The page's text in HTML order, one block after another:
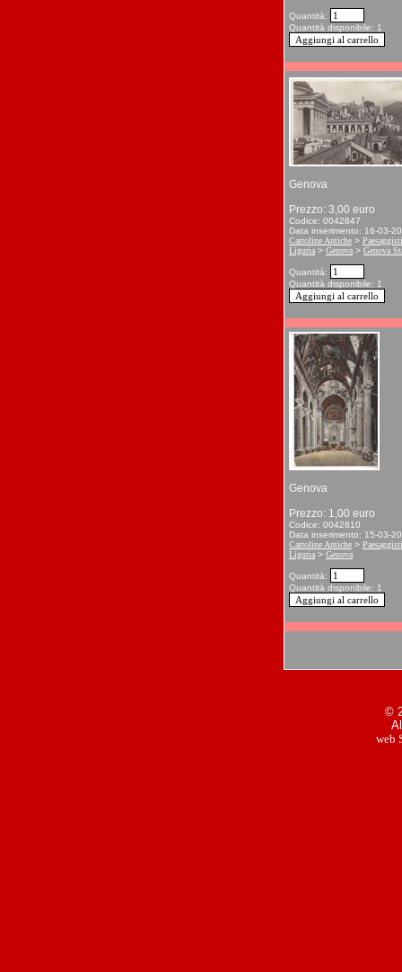
Quantità:
Quantità disponibile: 1
Genova
Prezzo: 3,00 euro
Codice: 0042847
Data inserimento: 16-03-
Cartoline Antiche >
Liguria > Genova > Genova
Quantità:
Quantità disponibile: 1
Genova
Prezzo: 1,00 euro
Codice: 0042810
Data inserimento: 15-03-
Cartoline Antiche >
Liguria > Genova
Quantità:
Quantità disponibile: 1
©
web